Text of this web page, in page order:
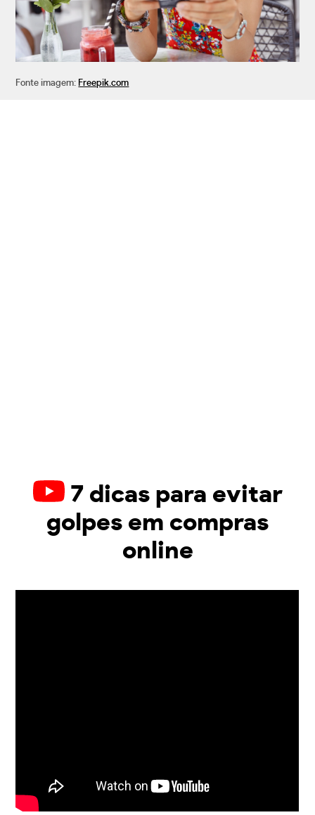
Fonte imagem: Freepik.com
7 dicas para evitar
golpes em compras
online